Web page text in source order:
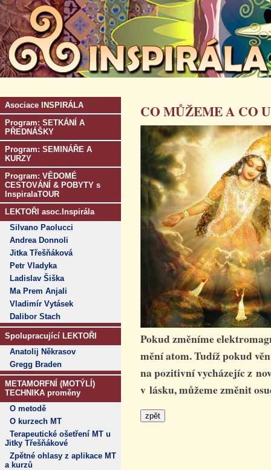
Asociace INSPIRÁLA
Program: SETKÁNÍ A
PŘEDNÁŠKY
Program: SEMINÁŘE A
KURZY
Program: VĚDOMÉ
CESTOVÁNÍ & POBYTY s
InspiralaTOUR
LEKTOŘI asoc.Inspirála
Silvano Paolucci
Andrea Donnoli
Jitka Třešňáková
Petr Vladyka
Ladislav Šiška
Ma Prem Anjali
Vladimír Vytásek
Dalibor Stach
Spolupracující LEKTOŘI
Anatolij Někrasov
Gregg Braden
METAMORFNÍ (MOTÝLÍ)
TECHNIKA proměny
O metodě
O kurzech MT
Terapeutické ošetření MT u
Jitky Třešňákové
Zpětné ohlasy z aplikace MT
a kurzů
CO MŮŽEME A CO
Pokud změníme
mění atom. Tudíž pokud
na pozitivní vycházejíc z
v lásku, můžeme změnit